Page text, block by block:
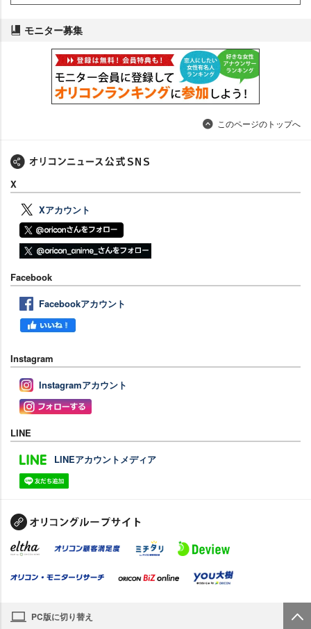
モニター募集
このページのトップへ
X
Xアカウント
Facebook
Facebookアカウント
Instagram
Instagramアカウント
LINE
LINEアカウントメディア
PC版に切り替え